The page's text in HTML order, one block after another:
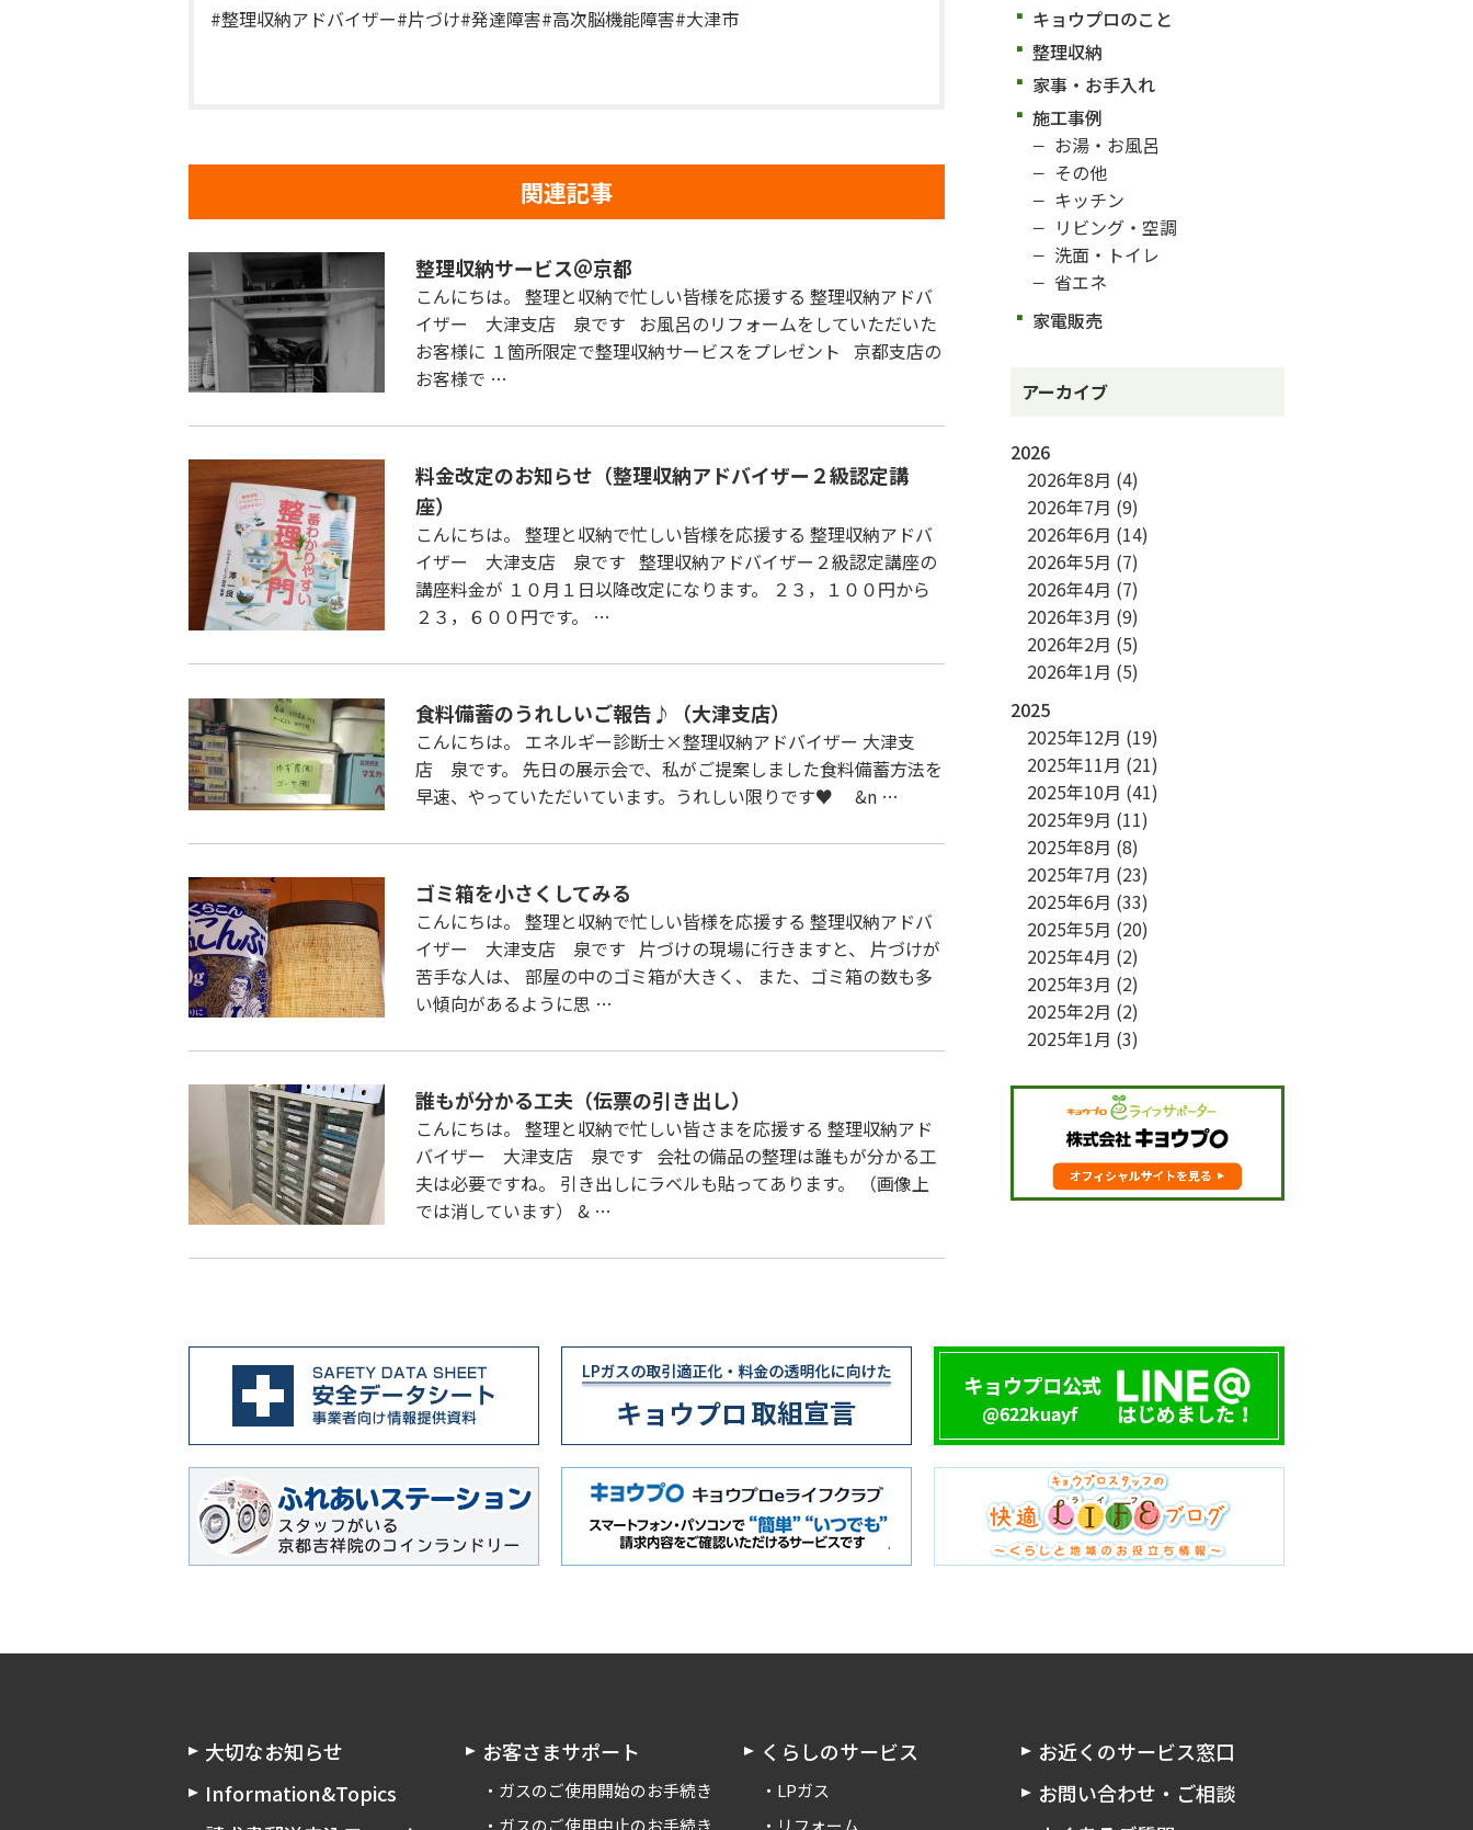
#整理収納アドバイザー#片づけ#発達障害#高次脳機能障害#大津市
関連記事
整理収納サービス＠京都
こんにちは。 整理と収納で忙しい皆様を応援する 整理収納アドバ
イザー 大津支店 泉です お風呂のリフォームをしていただいた
お客様に １箇所限定で整理収納サービスをプレゼント 京都支店の
お客様で …
料金改定のお知らせ（整理収納アドバイザー２級認定講
座）
こんにちは。 整理と収納で忙しい皆様を応援する 整理収納アドバ
イザー 大津支店 泉です 整理収納アドバイザー２級認定講座の
講座料金が １０月１日以降改定になります。 ２３，１００円から
２３，６００円です。 …
食料備蓄のうれしいご報告♪（大津支店）
こんにちは。 エネルギー診断士×整理収納アドバイザー 大津支
店 泉です。 先日の展示会で、私がご提案しました食料備蓄方法を
早速、やっていただいています。うれしい限りです♥ &n …
ゴミ箱を小さくしてみる
こんにちは。 整理と収納で忙しい皆様を応援する 整理収納アドバ
イザー 大津支店 泉です 片づけの現場に行きますと、 片づけが
苦手な人は、 部屋の中のゴミ箱が大きく、 また、ゴミ箱の数も多
い傾向があるように思 …
誰もが分かる工夫（伝票の引き出し）
こんにちは。 整理と収納で忙しい皆さまを応援する 整理収納アド
バイザー 大津支店 泉です 会社の備品の整理は誰もが分かる工
夫は必要ですね。 引き出しにラベルも貼ってあります。 （画像上
では消しています） & …
キョウプロのこと
整理収納
家事・お手入れ
施工事例
お湯・お風呂
その他
キッチン
リビング・空調
洗面・トイレ
省エネ
家電販売
アーカイブ
2026
2026年8月 (4)
2026年7月 (9)
2026年6月 (14)
2026年5月 (7)
2026年4月 (7)
2026年3月 (9)
2026年2月 (5)
2026年1月 (5)
2025
2025年12月 (19)
2025年11月 (21)
2025年10月 (41)
2025年9月 (11)
2025年8月 (8)
2025年7月 (23)
2025年6月 (33)
2025年5月 (20)
2025年4月 (2)
2025年3月 (2)
2025年2月 (2)
2025年1月 (3)
大切なお知らせ
Information&Topics
お客さまサポート
ガスのご使用開始のお手続き
ガスのご使用中止のお手続き
くらしのサービス
LPガス
リフォーム
お近くのサービス窓口
お問い合わせ・ご相談